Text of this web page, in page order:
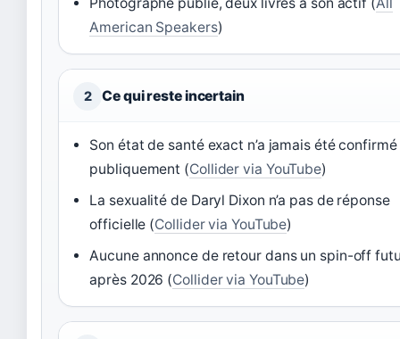
American Speakers)
2 Ce qui reste incertain
Son état de santé exact n’a jamais été confirmé
publiquement (Collider via YouTube)
La sexualité de Daryl Dixon n’a pas de réponse
officielle (Collider via YouTube)
Aucune annonce de retour dans un spin-off
après 2026 (Collider via YouTube)